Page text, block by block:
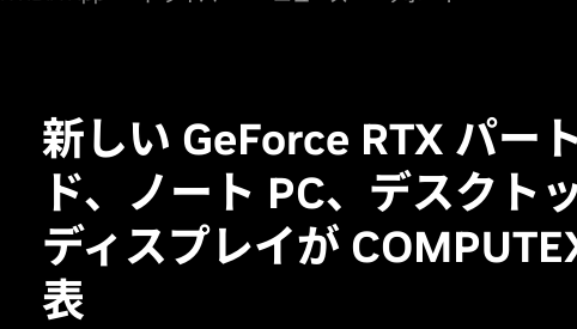
新しい GeForce RTX パー
ド、ノート PC、デスクト
ディスプレイが
表